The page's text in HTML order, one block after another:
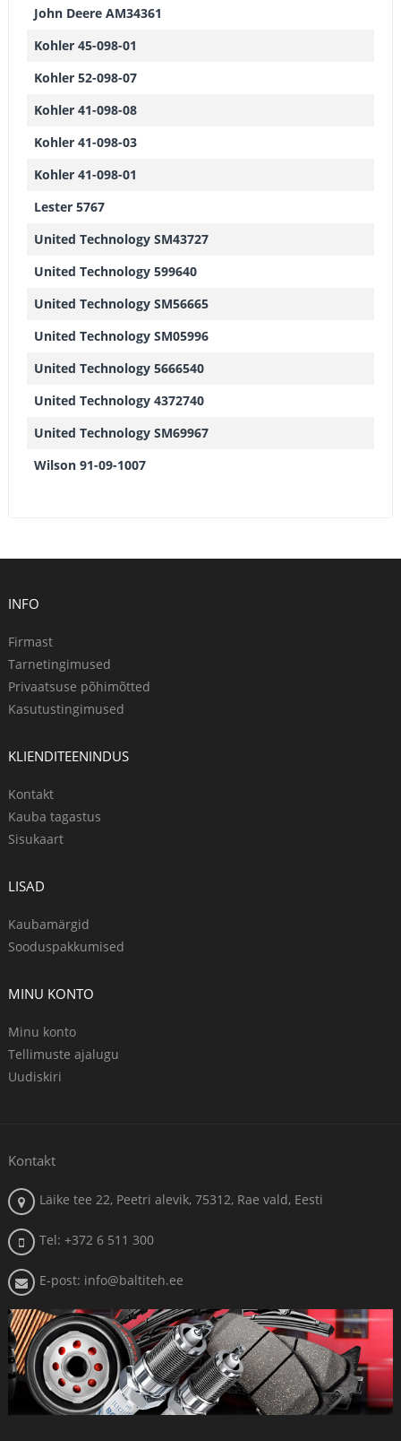
John Deere AM34361
Kohler 45-098-01
Kohler 52-098-07
Kohler 41-098-08
Kohler 41-098-03
Kohler 41-098-01
Lester 5767
United Technology SM43727
United Technology 599640
United Technology SM56665
United Technology SM05996
United Technology 5666540
United Technology 4372740
United Technology SM69967
Wilson 91-09-1007
INFO
Firmast
Tarnetingimused
Privaatsuse põhimõtted
Kasutustingimused
KLIENDITEENINDUS
Kontakt
Kauba tagastus
Sisukaart
LISAD
Kaubamärgid
Sooduspakkumised
MINU KONTO
Minu konto
Tellimuste ajalugu
Uudiskiri
Kontakt
Läike tee 22, Peetri alevik, 75312, Rae vald, Eesti
Tel: +372 6 511 300
E-post: info@baltiteh.ee